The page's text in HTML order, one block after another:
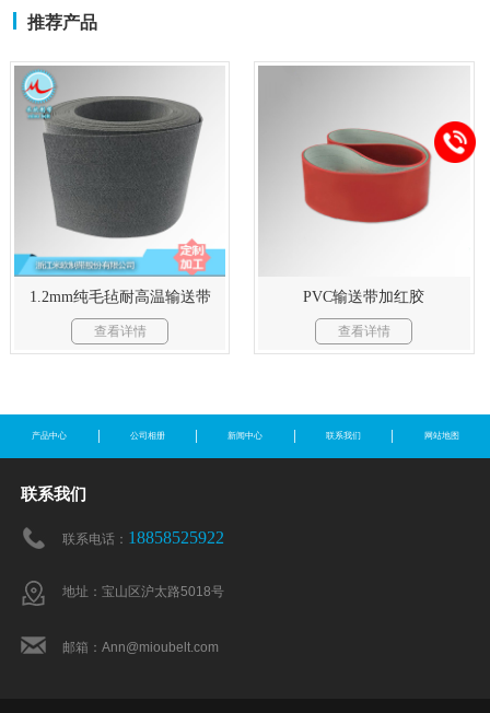
推荐产品
1.2mm纯毛毡耐高温输送带
查看详情
PVC输送带加红胶
查看详情
产品中心 公司相册 新闻中心 联系我们 网站地图
联系我们
联系电话： 18858525922
地址：宝山区沪太路5018号
邮箱：Ann@mioubelt.com